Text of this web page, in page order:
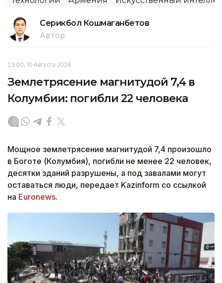
Серикбол Кошмаганбетов
Автор
23:00, 10 Августа 2026
Землетрясение магнитудой 7,4 в
Колумбии: погибли 22 человека
Мощное землетрясение магнитудой 7,4 произошло
в Боготе (Колумбия), погибли не менее 22 человек,
десятки зданий разрушены, а под завалами могут
оставаться люди, передает Kazinform со ссылкой
на Euronews.